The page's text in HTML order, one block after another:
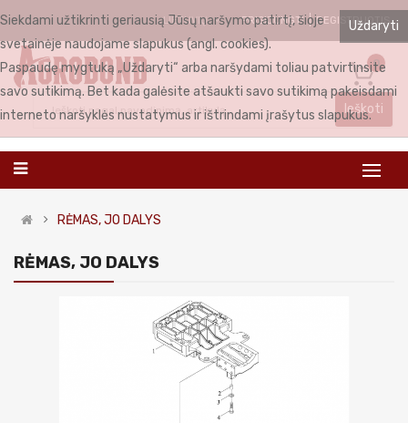
LIETUVIŲ PRISIJUNGTI REGISTRUOTIS
0
Ieškoti
RĖMAS, JO DALYS
RĖMAS, JO DALYS
Uždaryti
Siekdami užtikrinti geriausią Jūsų naršymo patirtį, šioje
svetainėje naudojame slapukus (angl. cookies).
Paspaudę mygtuką „Uždaryti“ arba naršydami toliau patvirtinsite
savo sutikimą. Bet kada galėsite atšaukti savo sutikimą pakeisdami
interneto naršyklės nustatymus ir ištrindami įrašytus slapukus.